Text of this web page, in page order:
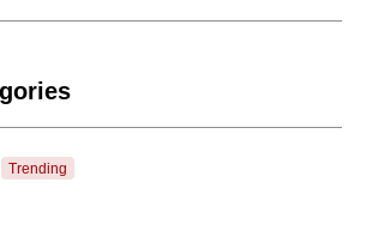
Trending